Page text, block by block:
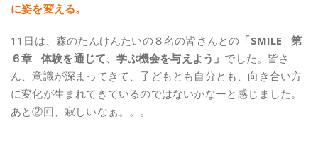
に姿を変える。
11日は、森のたんけんたいの８名の皆さんとの 「SMILE 第
６章 体験を通じて、学ぶ機会を与えよう」 でした。皆さ
ん、意識が深まってきて、子どもとも自分とも、向き合い方
に変化が生まれてきているのではないかなーと感じました。
あと②回、寂しいなぁ。。。